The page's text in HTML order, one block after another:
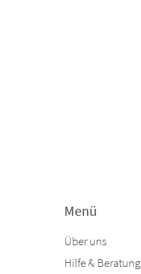
Menü
Über uns
Hilfe & Beratung